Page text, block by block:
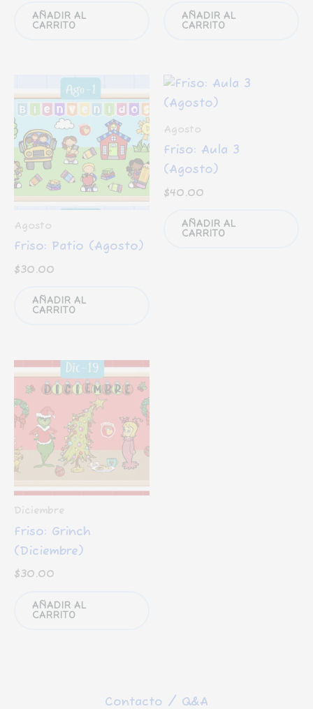
AÑADIR AL
CARRITO
AÑADIR AL
CARRITO
Agosto
Friso: Patio (Agosto)
$30.00
AÑADIR AL
CARRITO
Agosto
Friso: Aula 3
(Agosto)
$40.00
AÑADIR AL
CARRITO
Diciembre
Friso: Grinch
(Diciembre)
$30.00
AÑADIR AL
CARRITO
Contacto / Q&A